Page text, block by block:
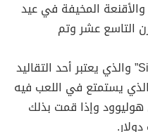
والأقنعة المخيفة في عيد
التاسع عشر وتم
6- بخاخ الخيوط الملونة “Silly String” والذي يعتبر أحد التقاليد
يستمتع في اللعب فيه
هوليوود وإذا قمت بذلك